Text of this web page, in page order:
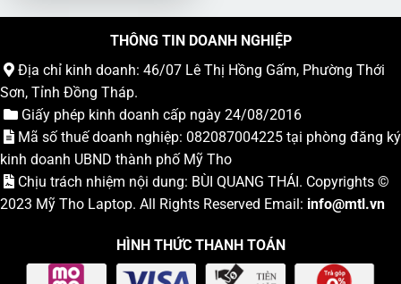
THÔNG TIN DOANH NGHIỆP
Địa chỉ kinh doanh: 46/07 Lê Thị Hồng Gấm, Phường Thới
Sơn, Tỉnh Đồng Tháp.
Giấy phép kinh doanh cấp ngày 24/08/2016
Mã số thuế doanh nghiệp: 082087004225 tại phòng đăng ký
kinh doanh UBND thành phố Mỹ Tho
Chịu trách nhiệm nội dung: BÙI QUANG THÁI. Copyrights ©
2023 Mỹ Tho Laptop. All Rights Reserved Email: info@mtl.vn
HÌNH THỨC THANH TOÁN